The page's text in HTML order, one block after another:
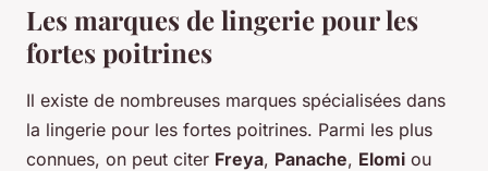
Les marques de lingerie pour les
fortes poitrines
Il existe de nombreuses marques spécialisées dans
la lingerie pour les fortes poitrines. Parmi les plus
connues, on peut citer Freya, Panache, Elomi ou